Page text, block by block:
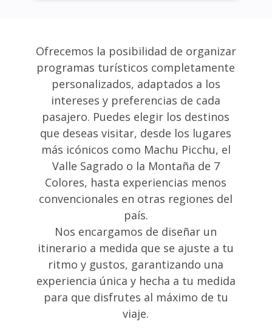
Ofrecemos la posibilidad de organizar
programas turísticos completamente
personalizados, adaptados a los
intereses y preferencias de cada
pasajero. Puedes elegir los destinos
que deseas visitar, desde los lugares
más icónicos como Machu Picchu, el
Valle Sagrado o la Montaña de 7
Colores, hasta experiencias menos
convencionales en otras regiones del
país.
Nos encargamos de diseñar un
itinerario a medida que se ajuste a tu
ritmo y gustos, garantizando una
experiencia única y hecha a tu medida
para que disfrutes al máximo de tu
viaje.